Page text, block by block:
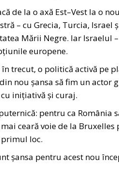
de la o axă Est–Vest la o
– cu Grecia, Turcia, Israel
Mării Negre. Iar Israelul
europene.
trecut, o politică activă pe
nou șansa să fim un actor
inițiativă și curaj.
pentru ca România
ceară voie de la Bruxelles
primul loc.
șansa pentru acest nou